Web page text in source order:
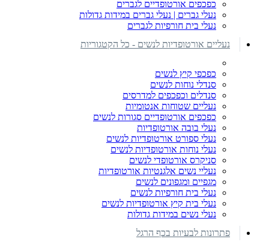
כפכפים אורטופדיים לגברים
נעלי גברים | נעלי גברים במידות גדולות
נעלי בית חורפיות לגברים
נעליים אורטופדיות לנשים - כל הקטגוריות
כפכפי קיץ לנשים
סנדלי נוחות לנשים
סנדלים וכפכפים למדרסים
נעליים שטוחות אנטומיות
כפכפים אורטופדיים סגורות לנשים
נעלי בובה אורטופדיות
נעלי ספורט אורטופדיות לנשים
נעלי נוחות אורטופדיות לנשים
סניקרס אורטופדי לנשים
נעליי נשים אלגנטיות אורטופדיות
מגפיים ומגפונים לנשים
נעלי בית חורפיות לנשים
נעלי בית קיץ אורטופדיות לנשים
נעלי נשים במידות גדולות
פתרונות לבעיות בכף הרגל